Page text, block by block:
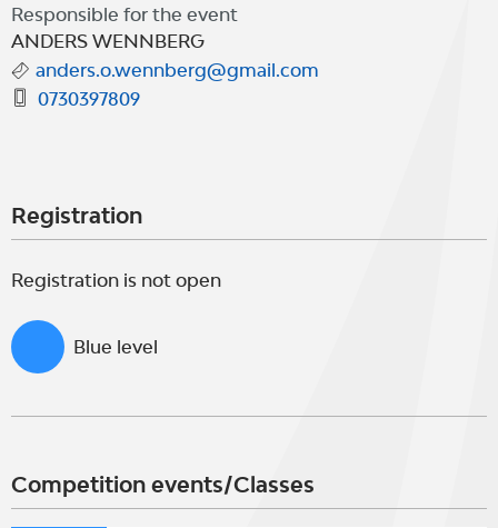
Responsible for the event
ANDERS WENNBERG
anders.o.wennberg@gmail.com
0730397809
Registration
Registration is not open
Blue level
Competition events/Classes